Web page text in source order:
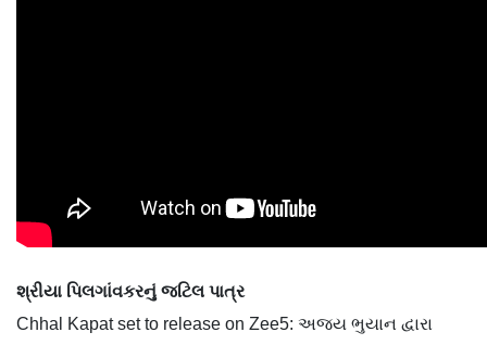
શ્રીયા પિલગાંવકરનું જટિલ પાત્ર
Chhal Kapat set to release on Zee5: અજય ભુયાન દ્વારા